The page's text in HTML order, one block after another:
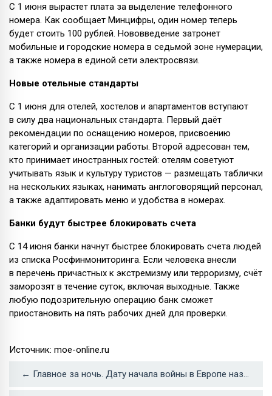
С 1 июня вырастет плата за выделение телефонного
номера. Как сообщает Минцифры, один номер теперь
будет стоить 100 рублей. Нововведение затронет
мобильные и городские номера в седьмой зоне нумерации,
а также номера в единой сети электросвязи.
Новые отельные стандарты
С 1 июня для отелей, хостелов и апартаментов вступают
в силу два национальных стандарта. Первый даёт
рекомендации по оснащению номеров, присвоению
категорий и организации работы. Второй адресован тем,
кто принимает иностранных гостей: отелям советуют
учитывать язык и культуру туристов — размещать таблички
на нескольких языках, нанимать англоговорящий персонал,
а также адаптировать меню и удобства в номерах.
Банки будут быстрее блокировать счета
С 14 июня банки начнут быстрее блокировать счета людей
из списка Росфинмониторинга. Если человека внесли
в перечень причастных к экстремизму или терроризму, счёт
заморозят в течение суток, включая выходные. Также
любую подозрительную операцию банк сможет
приостановить на пять рабочих дней для проверки.
Источник: moe-online.ru
← Главное за ночь. Дату начала войны в Европе назвали в Беларуси, а в России снизился спрос на туры в Крым